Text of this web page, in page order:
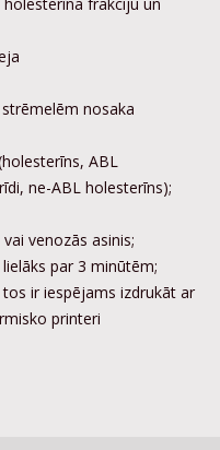
nosaka
ABL
ne-ABL holesterīns);
venozās asinis;
par 3 minūtēm;
ir iespējams izdrukāt ar
printeri